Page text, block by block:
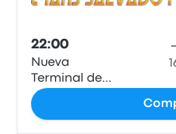
22:00
Nueva
Terminal de
Ómnibuses de
Oruro-Este